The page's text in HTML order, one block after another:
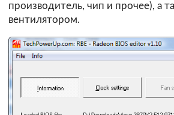
производитель, чип и прочее), а
вентилятором.